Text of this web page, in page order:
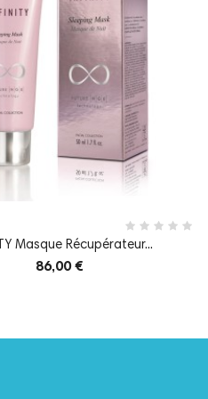
Masque Récupérateur...
86,00 €